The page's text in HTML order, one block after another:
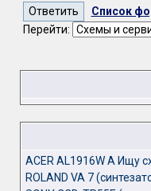
Список
Перейти:
ACER AL1916W A Ищу
ROLAND VA 7